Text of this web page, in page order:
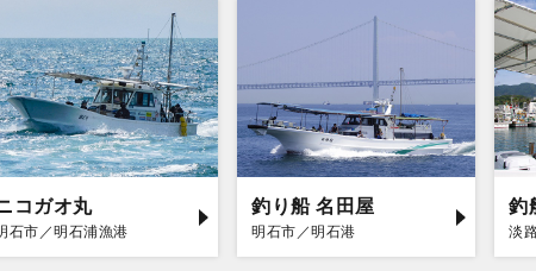
コガオ丸
石市／明石浦漁港
釣り船 名田屋
明石市／明石港
釣
淡